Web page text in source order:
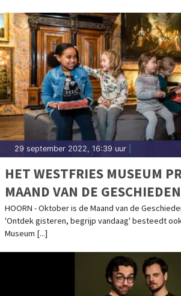
29 september 2022, 16:39 uur
HET WESTFRIES MUSEUM
MAAND VAN DE
HOORN - Oktober is de Maand van de
'Ontdek gisteren, begrijp vandaag' besteedt
Museum [...]